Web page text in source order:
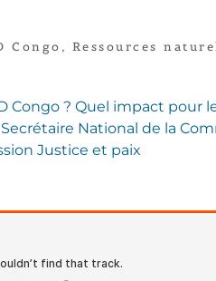
Congo , Ressources
Congo ? Quel impact pour
National de la
Justice et paix